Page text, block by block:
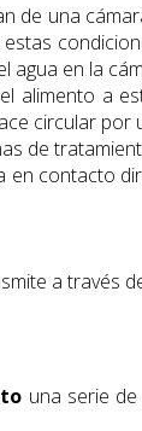
de una
en la
alimento a
circular
de
en contacto
a través
una serie de